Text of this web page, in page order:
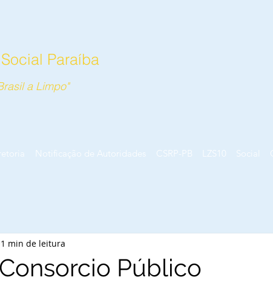
Paraíba
a Limpo"
Notificação de Autoridades CSRP-PB LZS10 Social
Público
1 min de leitura